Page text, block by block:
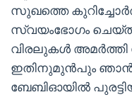
സുഖത്തെ
സ്വയംഭോഗം
വിരലുകൾ
ഇതിനുമുൻപും ഞാൻ
ബേബിഓയിൽ